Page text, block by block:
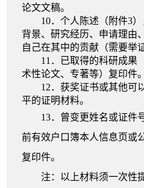
论文文稿。
10．个人陈述 （ 附件3）
背景、研究经历、申请理由
自己在其中的贡献（需要举
11 ．已取得的科研成果
术性论文、专著等）复印件。
12．获奖证书或其他可
平的证明材料。
13．
曾变更姓名或证件
前有效户口簿本人信息页或
复印件。
注：以上材料须一次性